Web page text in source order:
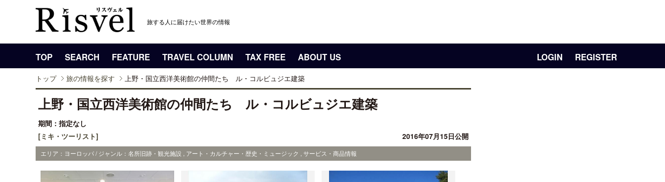
旅する人に届けたい世界の情報
TOP SEARCH FEATURE TRAVEL COLUMN TAX FREE ABOUT US LOGIN REGISTER
トップ 旅の情報を探す 上野・国立西洋美術館の仲間たち ル・コルビュジエ建築
上野・国立西洋美術館の仲間たち ル・コルビュジエ建築
期間：指定なし
[ミキ・ツーリスト]
2016年07月15日公開
エリア：ヨーロッパ / ジャンル：名所旧跡・観光施設 , アート・カルチャー・歴史・ミュージック , サービス・商品情報